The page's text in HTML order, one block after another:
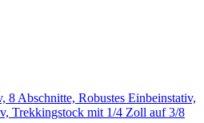
8 Abschnitte, Robustes Einbeinstativ,
Trekkingstock mit 1/4 Zoll auf 3/8